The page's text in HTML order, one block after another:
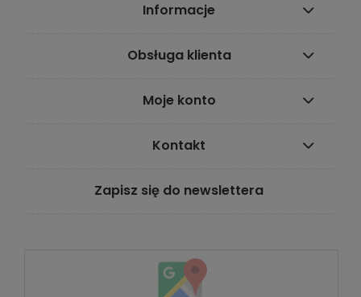
Informacje
Obsługa klienta
Moje konto
Kontakt
Zapisz się do newslettera